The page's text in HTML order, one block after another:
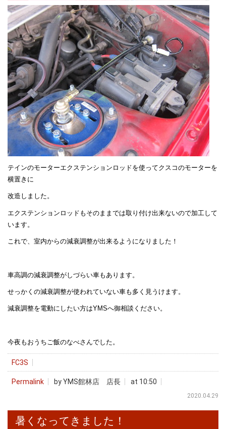
テインのモーターエクステンションロッドを使ってクスコのモーターを
横置きに
改造しました。
エクステンションロッドもそのままでは取り付け出来ないので加工して
います。
これで、室内からの減衰調整が出来るようになりました！
車高調の減衰調整がしづらい車もあります。
せっかくの減衰調整が使われていない車も多く見うけます。
減衰調整を電動にしたい方はYMSへ御相談ください。
今夜もおうちご飯のなべさんでした。
FC3S
Permalink by YMS館林店 店長 at 10:50
2020.04.29
暑くなってきました！